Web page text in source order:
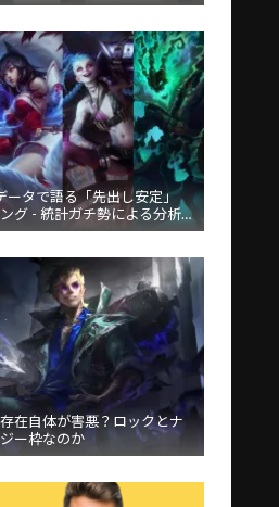
ータで語る「先出し安定」
グ - 統計ガチ勢による分析が
在自体が害悪？ロックとナ
ー枠なのか